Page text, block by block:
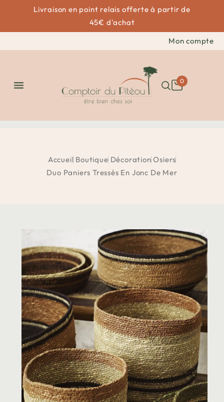
Livraison en point relais offerte à partir de
45€ d'achat
Mon compte
 0
Accueil Boutique Décoration Osiers
Duo Paniers Tressés En Jonc De Mer